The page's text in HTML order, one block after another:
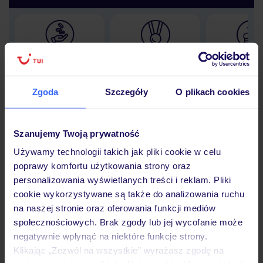
Zgoda Szczegóły O plikach cookies
Szanujemy Twoją prywatność
Używamy technologii takich jak pliki cookie w celu
poprawy komfortu użytkowania strony oraz
personalizowania wyświetlanych treści i reklam. Pliki
cookie wykorzystywane są także do analizowania ruchu
na naszej stronie oraz oferowania funkcji mediów
społecznościowych. Brak zgody lub jej wycofanie może
negatywnie wpłynąć na niektóre funkcje strony.
Klikając „Zezwól na wszystkie” wyrażasz zgodę na
Lider niskich cen 30 lat w
Hotel
Opinie
Pokoje